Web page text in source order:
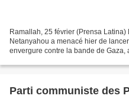
Ramallah, 25 février (Prensa
Netanyahou a menacé hier de
envergure contre la bande de Gaza,
Parti communiste des